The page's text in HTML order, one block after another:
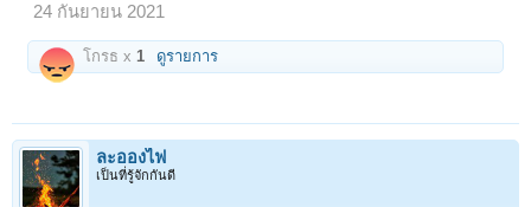
24 กันยายน 2021
โกรธ x 1 ดูรายการ
ละอองไฟ
เป็นที่รู้จักกันดี